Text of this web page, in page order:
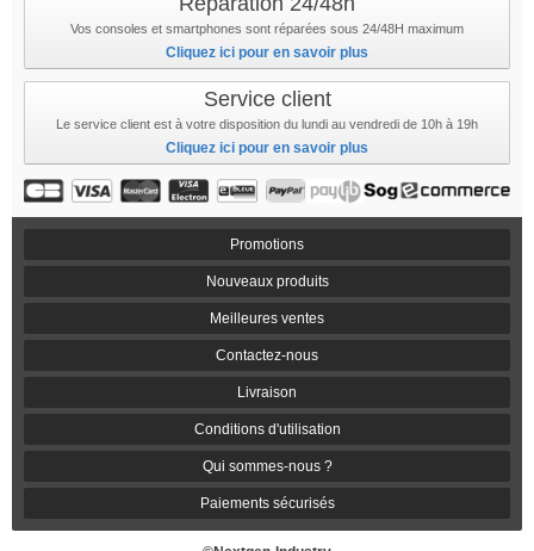
Vos consoles et smartphones sont réparées sous 24/48H maximum
Cliquez ici pour en savoir plus
Service client
Le service client est à votre disposition du lundi au vendredi de 10h à 19h
Cliquez ici pour en savoir plus
Promotions
Nouveaux produits
Meilleures ventes
Contactez-nous
Livraison
Conditions d'utilisation
Qui sommes-nous ?
Paiements sécurisés